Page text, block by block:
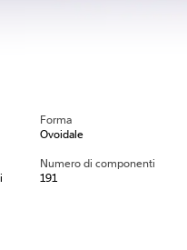
Forma
Ovoidale
Numero di componenti
191